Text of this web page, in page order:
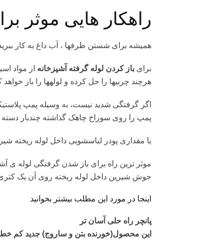
راهکار هایی موثر
همیشه برای شستن ظرف‏ها ، آب داغ به کار
برای باز کردن لوله گرفته آشپزخانه از مواد
هرچند چربی‏ها را حل کرده و لوله‏ها را باز
اگر گرفتگی شدید نیست، به وسیله پمپ
پمپ را روی سوراخ چاهک گذاشته چندبار دسته
یا مقداری پودر لباسشویی داخل لوله ریخته
موثر ترین راه برای باز شدن گرفتگی لوله ی
جوش شیرین داخل لوله ریخته روی آن یک کتری
اینجا در مورد این مطلب بیشتر بخوانید
پانچر راه حلی آسان تر
این محصول(خورنده بتن و ساروج) جدید کم